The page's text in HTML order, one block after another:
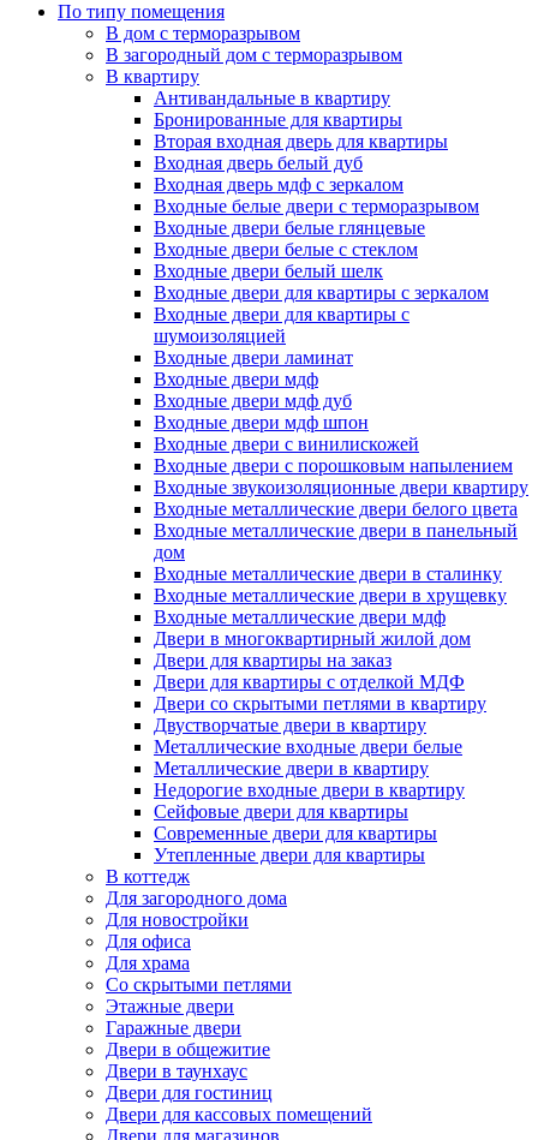
По типу помещения
В дом с терморазрывом
В загородный дом с терморазрывом
В квартиру
Антивандальные в квартиру
Бронированные для квартиры
Вторая входная дверь для квартиры
Входная дверь белый дуб
Входная дверь мдф с зеркалом
Входные белые двери с терморазрывом
Входные двери белые глянцевые
Входные двери белые с стеклом
Входные двери белый шелк
Входные двери для квартиры с зеркалом
Входные двери для квартиры с
шумоизоляцией
Входные двери ламинат
Входные двери мдф
Входные двери мдф дуб
Входные двери мдф шпон
Входные двери с винилискожей
Входные двери с порошковым напылением
Входные звукоизоляционные двери квартиру
Входные металлические двери белого цвета
Входные металлические двери в панельный
дом
Входные металлические двери в сталинку
Входные металлические двери в хрущевку
Входные металлические двери мдф
Двери в многоквартирный жилой дом
Двери для квартиры на заказ
Двери для квартиры с отделкой МДФ
Двери со скрытыми петлями в квартиру
Двустворчатые двери в квартиру
Металлические входные двери белые
Металлические двери в квартиру
Недорогие входные двери в квартиру
Сейфовые двери для квартиры
Современные двери для квартиры
Утепленные двери для квартиры
В коттедж
Для загородного дома
Для новостройки
Для офиса
Для храма
Со скрытыми петлями
Этажные двери
Гаражные двери
Двери в общежитие
Двери в таунхаус
Двери для гостиниц
Двери для кассовых помещений
Двери для магазинов